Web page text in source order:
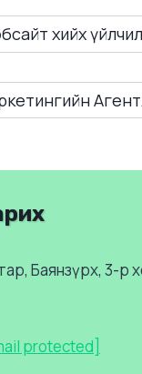
хийх
Баянзүрх, 3-р
protected]